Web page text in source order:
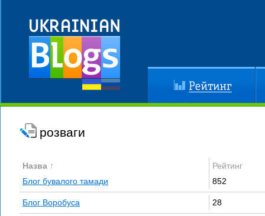
Рейтинг
розваги
Назва ↑
Рейтинг
Блог бувалого тамади
852
Блог Воробуса 28